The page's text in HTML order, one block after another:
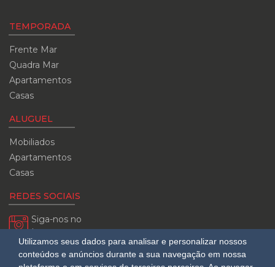
Utilizamos seus dados para analisar e personalizar nossos
conteúdos e anúncios durante a sua navegação em nossa
TEMPORADA
Frente Mar
Quadra Mar
Apartamentos
Casas
ALUGUEL
Mobiliados
Apartamentos
Casas
REDES SOCIAIS
Siga-nos no
Instagram
CUB